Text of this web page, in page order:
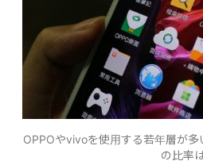
OPPOやvivoを使用する若年層が
の比率